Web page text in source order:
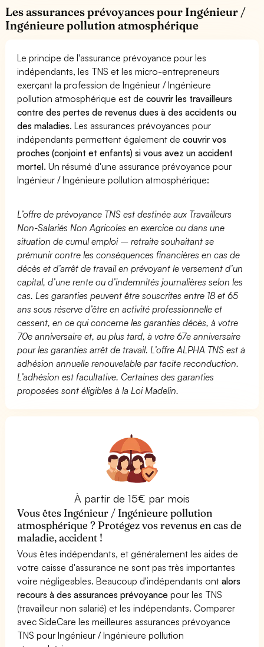
Les assurances prévoyances pour Ingénieur /
Ingénieure pollution atmosphérique
Le principe de l'assurance prévoyance pour les
indépendants, les TNS et les micro-entrepreneurs
exerçant la profession de Ingénieur / Ingénieure
pollution atmosphérique est decouvrir les travailleurs
contre des pertes de revenus dues à des accidents ou
des maladies. Les assurances prévoyances pour
indépendants permettent également decouvrir vos
proches (conjoint et enfants) si vous avez un accident
mortel. Un résumé d'une assurance prévoyance pour
Ingénieur / Ingénieure pollution atmosphérique:
L’offre de prévoyance TNS est destinée aux Travailleurs
Non-Salariés Non Agricoles en exercice ou dans une
situation de cumul emploi – retraite souhaitant se
prémunir contre les conséquences financières en cas de
décès et d’arrêt de travail en prévoyant le versement d’un
capital, d’une rente ou d’indemnités journalières selon les
cas. Les garanties peuvent être souscrites entre 18 et 65
ans sous réserve d’être en activité professionnelle et
cessent, en ce qui concerne les garanties décès, à votre
70e anniversaire et, au plus tard, à votre 67e anniversaire
pour les garanties arrêt de travail. L’offre ALPHA TNS est à
adhésion annuelle renouvelable par tacite reconduction.
L’adhésion est facultative. Certaines des garanties
proposées sont éligibles à la Loi Madelin.
À partir de 15€ par mois
Vous êtes Ingénieur / Ingénieure pollution
atmosphérique ? Protégez vos revenus en cas de
maladie, accident !
Vous êtes indépendants, et généralement les aides de
votre caisse d'assurance ne sont pas très importantes
voire négligeables. Beaucoup d'indépendants ontalors
recours à des assurances prévoyance pour les TNS
(travailleur non salarié) et les indépendants. Comparer
avec SideCare les meilleures assurances prévoyance
TNS pour Ingénieur / Ingénieure pollution